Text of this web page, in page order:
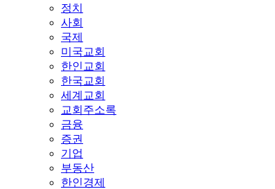
정치
사회
국제
미국교회
한인교회
한국교회
세계교회
교회주소록
금융
증권
기업
부동산
한인경제